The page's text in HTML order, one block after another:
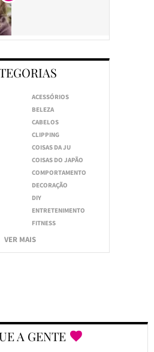
ACESSÓRIOS
BELEZA
CABELOS
CLIPPING
COISAS DA JU
COISAS DO JAPÃO
COMPORTAMENTO
DECORAÇÃO
DIY
ENTRETENIMENTO
FITNESS
VER MAIS
A GENTE